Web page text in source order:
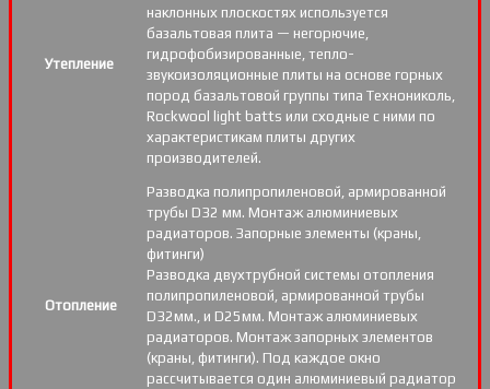
Утепление
наклонных плоскостях используется
базальтовая плита — негорючие,
гидрофобизированные, тепло-
звукоизоляционные плиты на основе горных
пород базальтовой группы типа Технониколь,
Rockwool light batts или сходные с ними по
характеристикам плиты других
производителей.
Отопление
Разводка полипропиленовой, армированной
трубы D32 мм. Монтаж алюминиевых
радиаторов. Запорные элементы (краны,
фитинги)
Разводка двухтрубной системы отопления
полипропиленовой, армированной трубы
D32мм., и D25мм. Монтаж алюминиевых
радиаторов. Монтаж запорных элементов
(краны, фитинги). Под каждое окно
рассчитывается один алюминиевый радиатор